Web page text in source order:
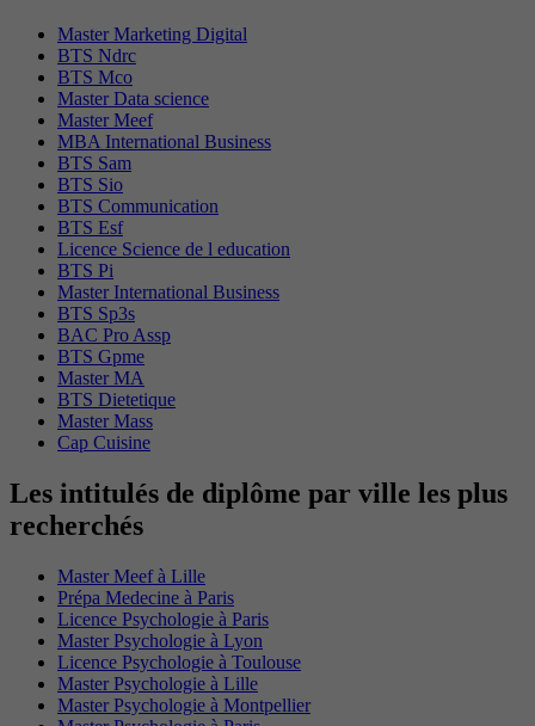
Master Marketing Digital
BTS Ndrc
BTS Mco
Master Data science
Master Meef
MBA International Business
BTS Sam
BTS Sio
BTS Communication
BTS Esf
Licence Science de l education
BTS Pi
Master International Business
BTS Sp3s
BAC Pro Assp
BTS Gpme
Master MA
BTS Dietetique
Master Mass
Cap Cuisine
Les intitulés de diplôme par ville les plus
recherchés
Master Meef à Lille
Prépa Medecine à Paris
Licence Psychologie à Paris
Master Psychologie à Lyon
Licence Psychologie à Toulouse
Master Psychologie à Lille
Master Psychologie à Montpellier